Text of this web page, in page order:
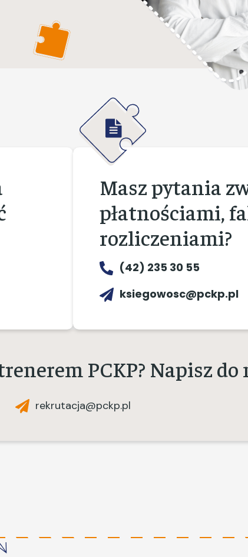
Masz pytania
płatnościami,
rozliczeniami?
(42) 235 30 55
ksiegowosc@pckp.pl
PCKP? Napisz do
rekrutacja@pckp.pl